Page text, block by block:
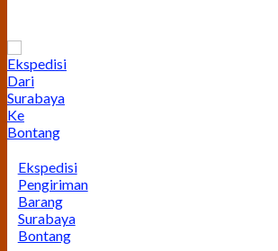
Ekspedisi
Pengiriman
Barang
Surabaya
Bontang